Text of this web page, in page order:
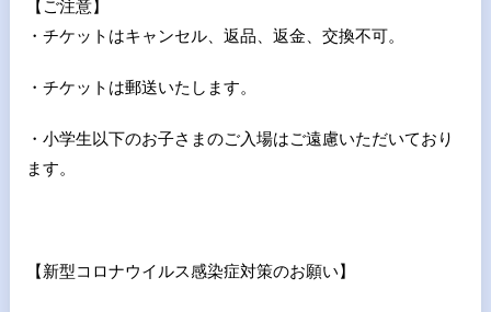
【ご注意】
・チケットはキャンセル、返品、返金、交換不可。
・チケットは郵送いたします。
・小学生以下のお子さまのご入場はご遠慮いただいており
ます。
【新型コロナウイルス感染症対策のお願い】